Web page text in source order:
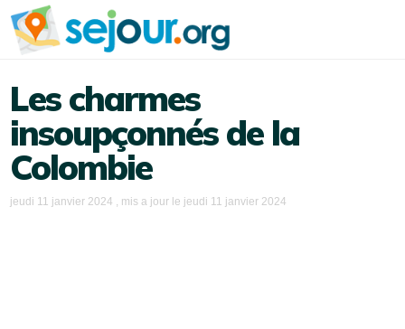
Les charmes
insoupçonnés de la
Colombie
jeudi 11 janvier 2024 , mis a jour le jeudi 11 janvier 2024